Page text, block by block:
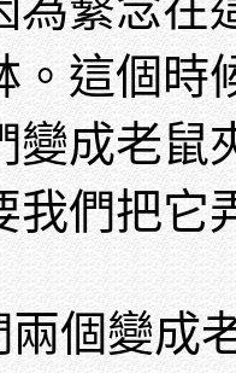
。這個時
變成老鼠
我們把它
兩個變成